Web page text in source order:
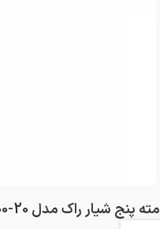
مته پنج شیار راک مدل ART-RK-300-20 سایز 20 میلیمتر